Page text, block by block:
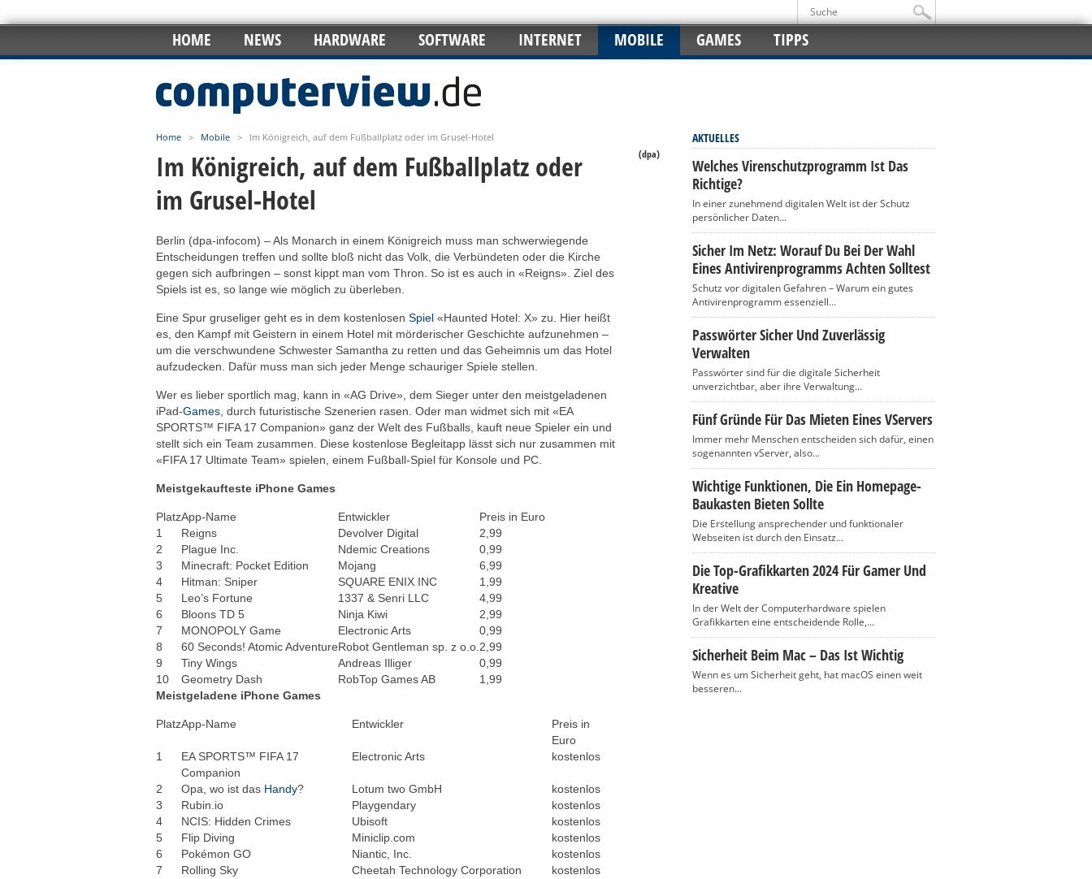
HOME NEWS HARDWARE SOFTWARE INTERNET MOBILE GAMES TIPPS
Home > Mobile > Im Königreich, auf dem Fußballplatz oder im Grusel-Hotel
Im Königreich, auf dem Fußballplatz oder
im Grusel-Hotel
(dpa)
Berlin (dpa-infocom) – Als Monarch in einem Königreich muss man schwerwiegende
Entscheidungen treffen und sollte bloß nicht das Volk, die Verbündeten oder die Kirche
gegen sich aufbringen – sonst kippt man vom Thron. So ist es auch in «Reigns». Ziel des
Spiels ist es, so lange wie möglich zu überleben.
Eine Spur gruseliger geht es in dem kostenlosen Spiel «Haunted Hotel: X» zu. Hier heißt
es, den Kampf mit Geistern in einem Hotel mit mörderischer Geschichte aufzunehmen –
um die verschwundene Schwester Samantha zu retten und das Geheimnis um das Hotel
aufzudecken. Dafür muss man sich jeder Menge schauriger Spiele stellen.
Wer es lieber sportlich mag, kann in «AG Drive», dem Sieger unter den meistgeladenen
iPad-Games , durch futuristische Szenerien rasen. Oder man widmet sich mit «EA
SPORTS™ FIFA 17 Companion» ganz der Welt des Fußballs, kauft neue Spieler ein und
stellt sich ein Team zusammen. Diese kostenlose Begleitapp lässt sich nur zusammen mit
«FIFA 17 Ultimate Team» spielen, einem Fußball-Spiel für Konsole und PC.
Meistgekaufteste iPhone Games
PlatzApp-Name Entwickler
Preis in Euro
1
Reigns Devolver Digital
2,99
2
Plague Inc. Ndemic Creations
0,99
3
Minecraft: Pocket Edition Mojang
6,99
4
Hitman: Sniper SQUARE ENIX INC
1,99
5
Leo’s Fortune 1337 & Senri LLC
4,99
6
Bloons TD 5 Ninja Kiwi
2,99
7
MONOPOLY Game Electronic Arts
0,99
8
60 Seconds! Atomic AdventureRobot Gentleman sp. z o.o. 2,99
9
Tiny Wings Andreas Illiger
0,99
10
Geometry Dash RobTop Games AB
1,99
Meistgeladene iPhone Games
PlatzApp-Name Entwickler
Preis in
Euro
1
EA SPORTS™ FIFA 17
Companion
Electronic Arts kostenlos
2 Opa, wo ist das Handy? Lotum two GmbH
kostenlos
3
Rubin.io Playgendary
kostenlos
4
NCIS: Hidden Crimes Ubisoft
kostenlos
5
Flip Diving Miniclip.com
kostenlos
6
Pokémon GO Niantic, Inc.
kostenlos
7
Rolling Sky
Cheetah Technology Corporation
kostenlos
AKTUELLES
Welches Virenschutzprogramm Ist Das
Richtige?
In einer zunehmend digitalen Welt ist der Schutz
persönlicher Daten...
Sicher Im Netz: Worauf Du Bei Der Wahl
Eines Antivirenprogramms Achten Solltest
Schutz vor digitalen Gefahren – Warum ein gutes
Antivirenprogramm essenziell...
Passwörter Sicher Und Zuverlässig
Verwalten
Passwörter sind für die digitale Sicherheit
unverzichtbar, aber ihre Verwaltung...
Fünf Gründe Für Das Mieten Eines VServers
Immer mehr Menschen entscheiden sich dafür, einen
sogenannten vServer, also...
Wichtige Funktionen, Die Ein Homepage-
Baukasten Bieten Sollte
Die Erstellung ansprechender und funktionaler
Webseiten ist durch den Einsatz...
Die Top-Grafikkarten 2024 Für Gamer Und
Kreative
In der Welt der Computerhardware spielen
Grafikkarten eine entscheidende Rolle,...
Sicherheit Beim Mac – Das Ist Wichtig
Wenn es um Sicherheit geht, hat macOS einen weit
besseren...